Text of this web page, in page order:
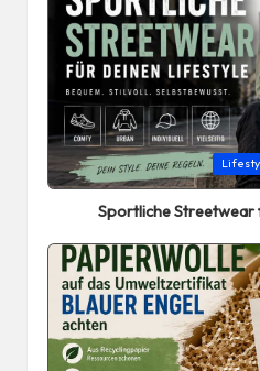
Posted
in
Sportliche Streetwear